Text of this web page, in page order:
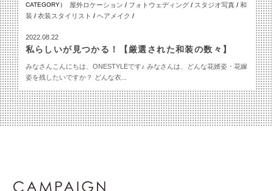
CATEGORY） 屋外ロケーション / フォトウェディング/ スタジオ写真 / 和
装 / 衣装スタイリスト / ヘアメイク /
2022.08.22
私らしいが見つかる！【厳選された和装の数々】
みなさんこんにちは、ONESTYLEです♪ みなさんは、どんな花婿姿・花嫁
姿を残したいですか？ どんな衣...